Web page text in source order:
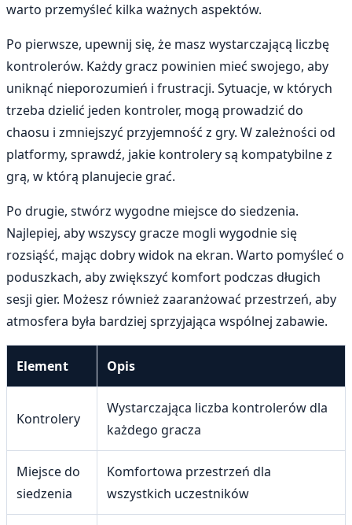
warto przemyśleć kilka ważnych aspektów.
Po pierwsze, upewnij się, że masz wystarczającą liczbę
kontrolerów. Każdy gracz powinien mieć swojego, aby
uniknąć nieporozumień i frustracji. Sytuacje, w których
trzeba dzielić jeden kontroler, mogą prowadzić do
chaosu i zmniejszyć przyjemność z gry. W zależności od
platformy, sprawdź, jakie kontrolery są kompatybilne z
grą, w którą planujecie grać.
Po drugie, stwórz wygodne miejsce do siedzenia.
Najlepiej, aby wszyscy gracze mogli wygodnie się
rozsiąść, mając dobry widok na ekran. Warto pomyśleć o
poduszkach, aby zwiększyć komfort podczas długich
sesji gier. Możesz również zaaranżować przestrzeń, aby
atmosfera była bardziej sprzyjająca wspólnej zabawie.
Element Opis
Kontrolery
Wystarczająca liczba kontrolerów dla
każdego gracza
Miejsce do
siedzenia
Komfortowa przestrzeń dla
wszystkich uczestników